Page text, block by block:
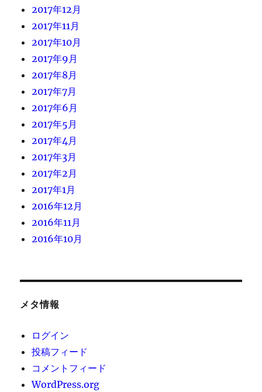
2017年12月
2017年11月
2017年10月
2017年9月
2017年8月
2017年7月
2017年6月
2017年5月
2017年4月
2017年3月
2017年2月
2017年1月
2016年12月
2016年11月
2016年10月
メタ情報
ログイン
投稿フィード
コメントフィード
WordPress.org